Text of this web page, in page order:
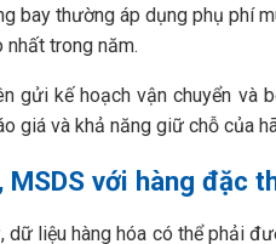
bay thường áp dụng phụ phí
nhất trong năm.
gửi kế hoạch vận chuyển
giá và khả năng giữ chỗ của
với hàng đặc
liệu hàng hóa có thể phải